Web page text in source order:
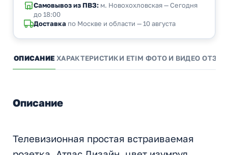
Самовывоз из ПВЗ:м. Новохохловская — Сегодня
до 18:00
Доставка по Москве и области — 10 августа
ОПИСАНИЕ ХАРАКТЕРИСТИКИ ETIM ФОТО И ВИДЕО
Описание
Телевизионная простая встраиваемая